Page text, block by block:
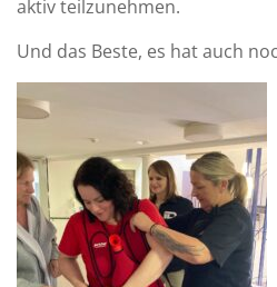
aktiv teilzunehmen.
Und das Beste, es hat auch